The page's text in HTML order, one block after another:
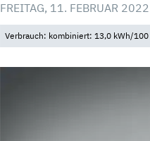
FREITAG, 11. FEBRUAR
Verbrauch: kombiniert: 13,0 kWh/